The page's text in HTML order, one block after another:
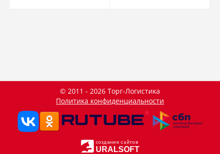
© 2011 - 2026 Торг-Логистика
Политика конфиденциальности
создание сайтов
URALSOFT